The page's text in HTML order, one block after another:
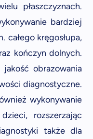
płaszczyznach.
bardziej
całego kręgosłupa,
kończyn dolnych.
obrazowania
diagnostyczne.
wykonywanie
rozszerzając
także dla